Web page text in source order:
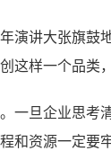
演讲大张旗鼓
这样一个品类
一旦企业思考
和资源一定要